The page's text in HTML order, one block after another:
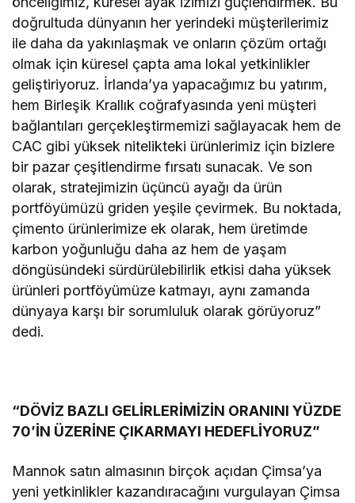
doğrultuda dünyanın her yerindeki müşterilerimiz
ile daha da yakınlaşmak ve onların çözüm ortağı
olmak için küresel çapta ama lokal yetkinlikler
geliştiriyoruz. İrlanda’ya yapacağımız bu yatırım,
hem Birleşik Krallık coğrafyasında yeni müşteri
bağlantıları gerçekleştirmemizi sağlayacak hem de
CAC gibi yüksek nitelikteki ürünlerimiz için bizlere
bir pazar çeşitlendirme fırsatı sunacak. Ve son
olarak, stratejimizin üçüncü ayağı da ürün
portföyümüzü griden yeşile çevirmek. Bu noktada,
çimento ürünlerimize ek olarak, hem üretimde
karbon yoğunluğu daha az hem de yaşam
döngüsündeki sürdürülebilirlik etkisi daha yüksek
ürünleri portföyümüze katmayı, aynı zamanda
dünyaya karşı bir sorumluluk olarak görüyoruz”
dedi.
“DÖVİZ BAZLI GELİRLERİMİZİN ORANINI YÜZDE
70’İN ÜZERİNE ÇIKARMAYI HEDEFLİYORUZ”
Mannok satın almasının birçok açıdan Çimsa’ya
yeni yetkinlikler kazandıracağını vurgulayan Çimsa